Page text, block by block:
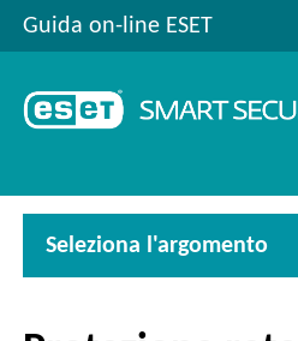
Guida on-line ESET
Seleziona l'argomento